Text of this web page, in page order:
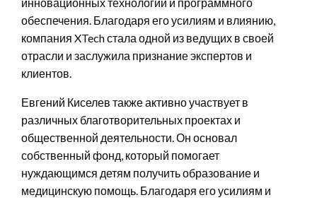
обеспечения. Благодаря его усилиям и влиянию,
компания XTech стала одной из ведущих в своей
отрасли и заслужила признание экспертов и
клиентов.
Евгений Киселев также активно участвует в
различных благотворительных проектах и
общественной деятельности. Он основал
собственный фонд, который помогает
нуждающимся детям получить образование и
медицинскую помощь. Благодаря его усилиям и